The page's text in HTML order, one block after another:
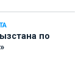
по